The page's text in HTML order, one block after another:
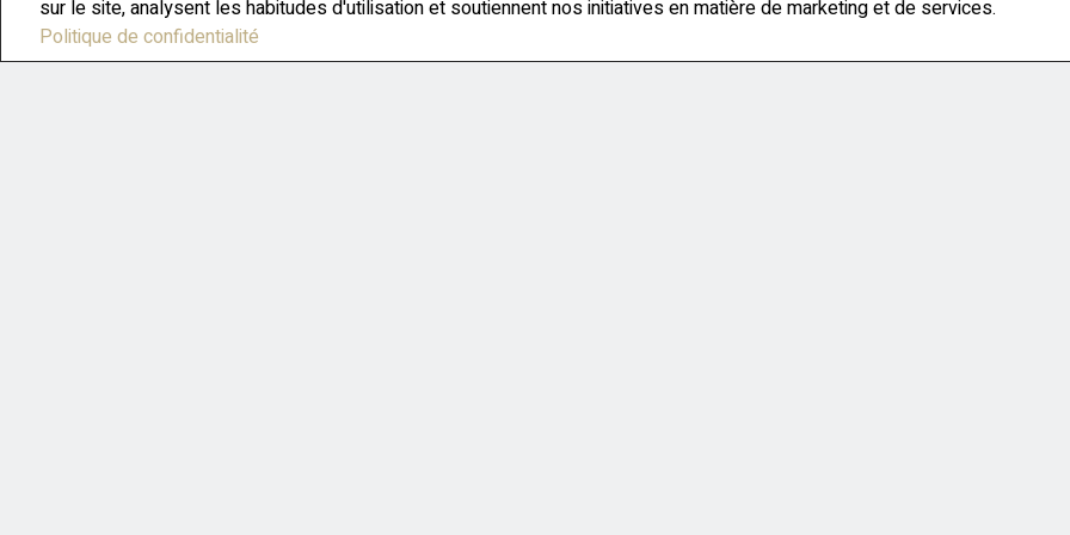
sur le site, analysent les habitudes d'utilisation et soutiennent nos initiatives en matière de marketing et de services.
Politique de confidentialité